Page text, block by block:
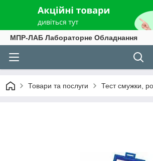
МПР-ЛАБ Лабораторне Обладнання
Товари та послуги Тест смужки,